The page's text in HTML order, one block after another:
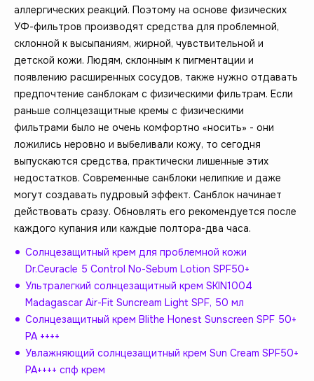
аллергических реакций. Поэтому на основе физических
УФ-фильтров производят средства для проблемной,
склонной к высыпаниям, жирной, чувствительной и
детской кожи. Людям, склонным к пигментации и
появлению расширенных сосудов, также нужно отдавать
предпочтение санблокам с физическими фильтрам. Если
раньше солнцезащитные кремы с физическими
фильтрами было не очень комфортно «носить» - они
ложились неровно и выбеливали кожу, то сегодня
выпускаются средства, практически лишенные этих
недостатков. Современные санблоки нелипкие и даже
могут создавать пудровый эффект. Санблок начинает
действовать сразу. Обновлять его рекомендуется после
каждого купания или каждые полтора-два часа.
Солнцезащитный крем для проблемной кожи
Dr.Ceuracle 5 Control No-Sebum Lotion SPF50+
Ультралегкий солнцезащитный крем SKIN1004
Madagascar Air-Fit Suncream Light SPF, 50 мл
Солнцезащитный крем Blithe Honest Sunscreen SPF 50+
PA ++++
Увлажняющий солнцезащитный крем Sun Cream SPF50+
PA++++ спф крем